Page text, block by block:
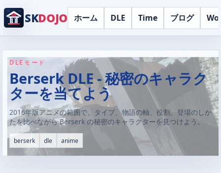
SKDOJO ホーム DLE Time ブログ
DLEモード
Berserk DLE - 秘密のキャラク
ターを当てよう
2016年版アニメの範囲で、タイプ、物語の軸、役割、登場のしか
たを比べながら Berserk の秘密のキャラクターを見つけよう。
berserk dle anime